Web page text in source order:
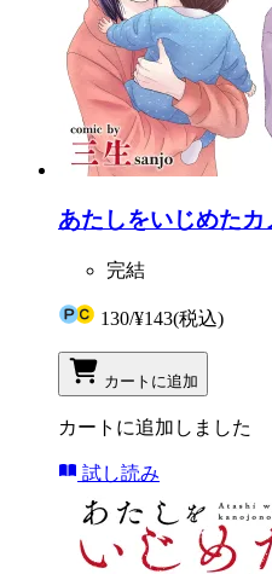
あたしをいじめた
完結
130/¥143(税込)
カートに追加
カートに追加しました
試し読み